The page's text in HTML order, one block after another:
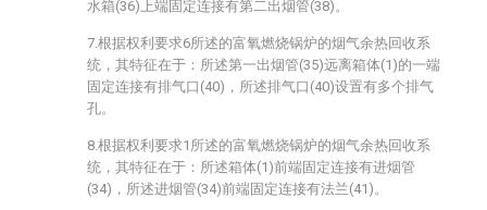
水箱(36)上端固定连接有第二出烟管(38)。
7.根据权利要求6所述的富氧燃烧锅炉的烟气余热回收系
统，其特征在于：所述第一出烟管(35)远离箱体(1)的一端
固定连接有排气口(40)，所述排气口(40)设置有多个排气
孔。
8.根据权利要求1所述的富氧燃烧锅炉的烟气余热回收系
统，其特征在于：所述箱体(1)前端固定连接有进烟管
(34)，所述进烟管(34)前端固定连接有法兰(41)。